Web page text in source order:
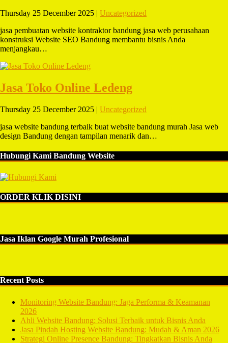
Thursday 25 December 2025 | Uncategorized
jasa pembuatan website kontraktor bandung jasa web perusahaan
konstruksi Website SEO Bandung membantu bisnis Anda
menjangkau…
Jasa Toko Online Ledeng
Thursday 25 December 2025 | Uncategorized
jasa website bandung terbaik buat website bandung murah Jasa web
design Bandung dengan tampilan menarik dan…
Hubungi Kami Bandung Website
ORDER KLIK DISINI
Jasa Iklan Google Murah Profesional
Recent Posts
Monitoring Website Bandung: Jaga Performa & Keamanan
2026
Ahli Website Bandung: Solusi Terbaik untuk Bisnis Anda
Jasa Pindah Hosting Website Bandung: Mudah & Aman 2026
Strategi Online Presence Bandung: Tingkatkan Bisnis Anda